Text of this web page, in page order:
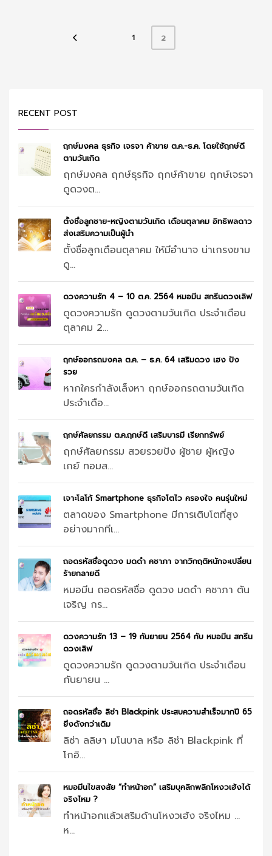
1 2
RECENT POST
ฤกษ์มงคล ธุรกิจ เจรจา ค้าขาย ต.ค.-ธ.ค. โดยใช้ฤกษ์ดี
ตามวันเกิด
ฤกษ์มงคล ฤกษ์ธุรกิจ ฤกษ์ค้าขาย ฤกษ์เจรจา
ดูดวงต...
ตั้งชื่อลูกชาย-หญิงตามวันเกิด เดือนตุลาคม อิทธิพลดาว
ส่งเสริมความเป็นผู้นำ
ตั้งชื่อลูกเดือนตุลาคม ให้มีอำนาจ น่าเกรงขาม
ดู...
ดวงความรัก 4 – 10 ต.ค. 2564 หมอมีน สกรีนดวงเลิฟ
ดูดวงความรัก ดูดวงตามวันเกิด ประจำเดือน
ตุลาคม 2...
ฤกษ์ออกรถมงคล ต.ค. – ธ.ค. 64 เสริมดวง เฮง ปัง
รวย
หากใครกำลังเล็งหา ฤกษ์ออกรถตามวันเกิด
ประจำเดือ...
ฤกษ์ศัลยกรรม ต.ค.ฤกษ์ดี เสริมบารมี เรียกทรัพย์
ฤกษ์ศัลยกรรม สวยรวยปัง ผู้ชาย ผู้หญิง
เกย์ ทอมส...
เจาะโลโก้ Smartphone ธุรกิจโตไว ครองใจ คนรุ่นใหม่
ตลาดของ Smartphone มีการเติบโตที่สูง
อย่างมากทีเ...
ถอดรหัสชื่อดูดวง มดดำ คชาภา จากวิกฤติหนักจะเปลี่ยน
ร้ายกลายดี
หมอมีน ถอดรหัสชื่อ ดูดวง มดดำ คชาภา ตัน
เจริญ กร...
ดวงความรัก 13 – 19 กันยายน 2564 กับ หมอมีน สกรีน
ดวงเลิฟ
ดูดวงความรัก ดูดวงตามวันเกิด ประจำเดือน
กันยายน ...
ถอดรหัสชื่อ ลิซ่า Blackpink ประสบความสำเร็จมากปี 65
ยิ่งดังกว่าเดิม
ลิซ่า ลลิษา มโนบาล หรือ ลิซ่า Blackpink ที่
โกอิ...
หมอมีนไขสงสัย “ทำหน้าอก” เสริมบุคลิกพลิกโหงวเฮ้งได้
จริงไหม ?
ทำหน้าอกแล้วเสริมด้านโหงวเฮ้ง จริงไหม …
ห...